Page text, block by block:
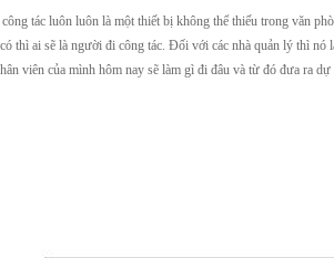
tác luôn luôn là một thiết bị không thể thiếu trong văn
thì ai sẽ là người đi công tác. Đối với các nhà quản lý thì
viên của mình hôm nay sẽ làm gì đi đâu và từ đó đưa ra